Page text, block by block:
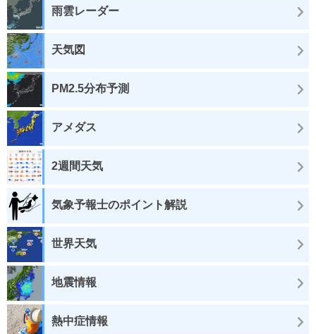
雨雲レーダー
天気図
PM2.5分布予測
アメダス
2週間天気
気象予報士のポイント解説
世界天気
地震情報
熱中症情報